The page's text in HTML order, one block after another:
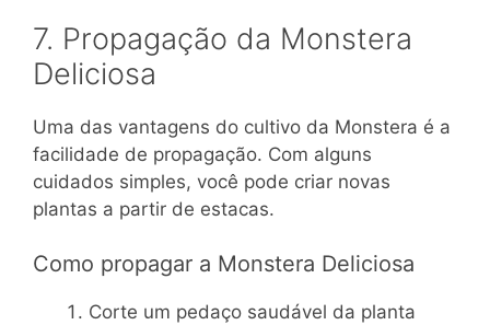
7. Propagação da Monstera
Deliciosa
Uma das vantagens do cultivo da Monstera é a
facilidade de propagação. Com alguns
cuidados simples, você pode criar novas
plantas a partir de estacas.
Como propagar a Monstera Deliciosa
Corte um pedaço saudável da planta